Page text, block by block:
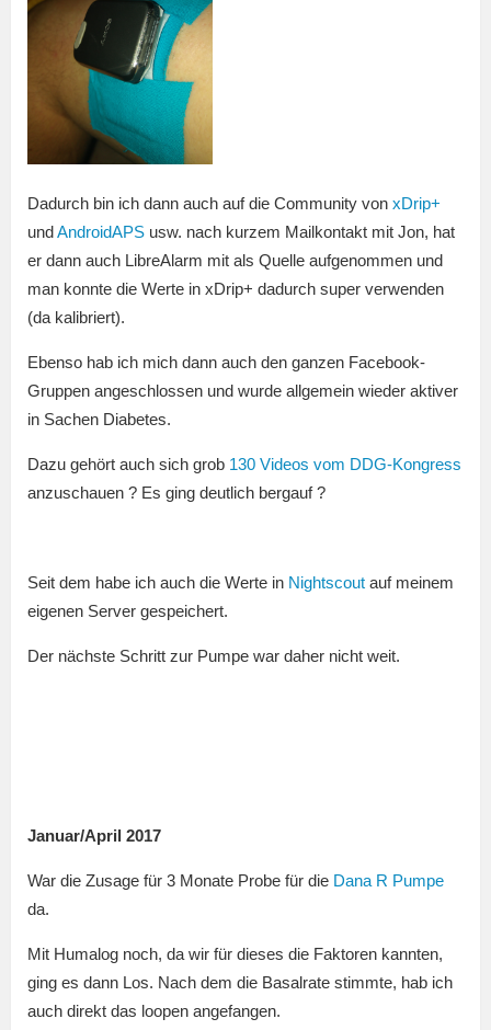
Dadurch bin ich dann auch auf die Community von xDrip+
undAndroidAPS usw. nach kurzem Mailkontakt mit Jon, hat
er dann auch LibreAlarm mit als Quelle aufgenommen und
man konnte die Werte in xDrip+ dadurch super verwenden
(da kalibriert).
Ebenso hab ich mich dann auch den ganzen Facebook-
Gruppen angeschlossen und wurde allgemein wieder aktiver
in Sachen Diabetes.
Dazu gehört auch sich grob 130 Videos vom DDG-Kongress
anzuschauen ? Es ging deutlich bergauf ?
Seit dem habe ich auch die Werte in Nightscout auf meinem
eigenen Server gespeichert.
Der nächste Schritt zur Pumpe war daher nicht weit.
Januar/April 2017
War die Zusage für 3 Monate Probe für die Dana R Pumpe
da.
Mit Humalog noch, da wir für dieses die Faktoren kannten,
ging es dann Los. Nach dem die Basalrate stimmte, hab ich
auch direkt das loopen angefangen.